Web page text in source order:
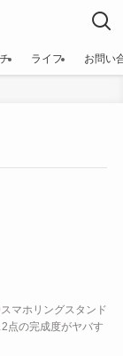
ライフ お問い
マホリングスタンド
点の完成度がヤバす